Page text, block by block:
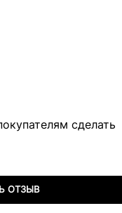
сделать
ОТЗЫВ